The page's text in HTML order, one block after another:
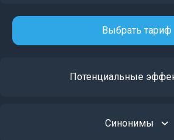
Выбрать тариф
Потенциальные
Синонимы